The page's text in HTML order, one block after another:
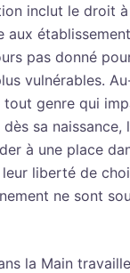
inclut le droit
aux
pas donné
vulnérables.
tout genre qui
dès sa
à une place
liberté de
ne sont
la Main